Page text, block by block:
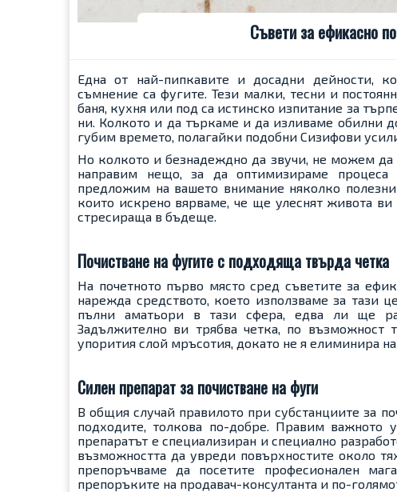
Съвети за ефикасно
Една от най-пипкавите и досадни дейности,
съмнение са фугите. Тези малки, тесни и
баня, кухня или под са истинско изпитание за
ни. Колкото и да търкаме и да изливаме обилни
губим времето, полагайки подобни Сизифови
Но колкото и безнадеждно да звучи, не можем
направим нещо, за да оптимизираме
предложим на вашето внимание няколко
които искрено вярваме, че ще улеснят живота
стресираща в бъдеще.
Почистване на фугите с подходяща твърда четка
На почетното първо място сред съветите за
нарежда средството, което използваме за тази
пълни аматьори в тази сфера, едва ли ще
Задължително ви трябва четка, по
упорития слой мръсотия, докато не я елиминира
Силен препарат за почистване на фуги
В общия случай правилото при субстанциите за
подходите, толкова по-добре. Правим важното
препаратът е специализиран и специално
възможността да увреди повърхностите около
препоръчваме да посетите професионален
препоръките на продавач-консултанта и по-